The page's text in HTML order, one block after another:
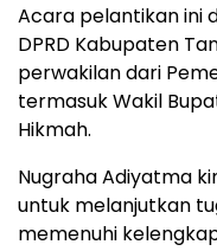
Acara pelantikan ini
DPRD Kabupaten
perwakilan dari
termasuk Wakil
Hikmah.
Nugraha Adiyatma
untuk melanjutkan
memenuhi